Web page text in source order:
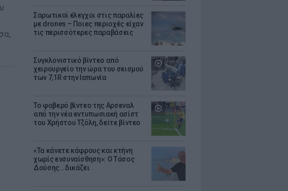
Σαρωτικοί έλεγχοι στις παραλίες
με drones – Ποιες περιοχές είχαν
τις περισσότερες παραβάσεις
Συγκλονιστικό βίντεο από
χειρουργείο την ώρα του σεισμού
των 7,1R στην Ιαπωνία
Το φοβερό βίντεο της Αρσεναλ
από την νέα εντυπωσιακή ασίστ
του Χρήστου Τζόλη, δείτε βίντεο
«Τα κάνετε κάφρους και κτήνη
χωρίς ενσυναίσθηση»: Ο Τάσος
Δούσης...δικάζει